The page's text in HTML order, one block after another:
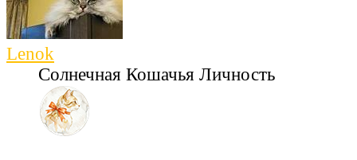
Lenok
Солнечная Кошачья Личность